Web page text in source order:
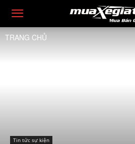
TRANG CHỦ
Tin tức sự kiện